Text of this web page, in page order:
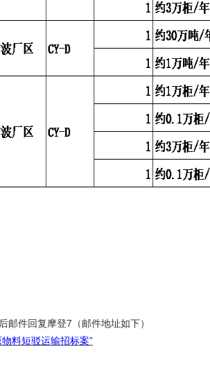
件回复摩登7（邮件地址如下）
料短驳运输招标案”